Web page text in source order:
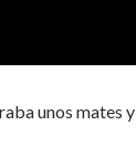
unos mates y